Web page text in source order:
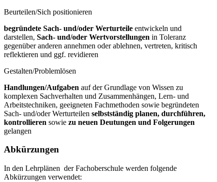
Beurteilen/Sich positionieren
begründete Sach- und/oder Werturteile entwickeln und
darstellen, Sach- und/oder Wertvorstellungen in Toleranz
gegenüber anderen annehmen oder ablehnen, vertreten, kritisch
reflektieren und ggf. revidieren
Gestalten/Problemlösen
Handlungen/Aufgaben auf der Grundlage von Wissen zu
komplexen Sachverhalten und Zusammenhängen, Lern- und
Arbeitstechniken, geeigneten Fachmethoden sowie begründeten
Sach- und/oder Werturteilen selbstständig planen, durchführen,
kontrollieren sowie zu neuen Deutungen und Folgerungen
gelangen
Abkürzungen
In den Lehrplänen der Fachoberschule werden folgende
Abkürzungen verwendet: